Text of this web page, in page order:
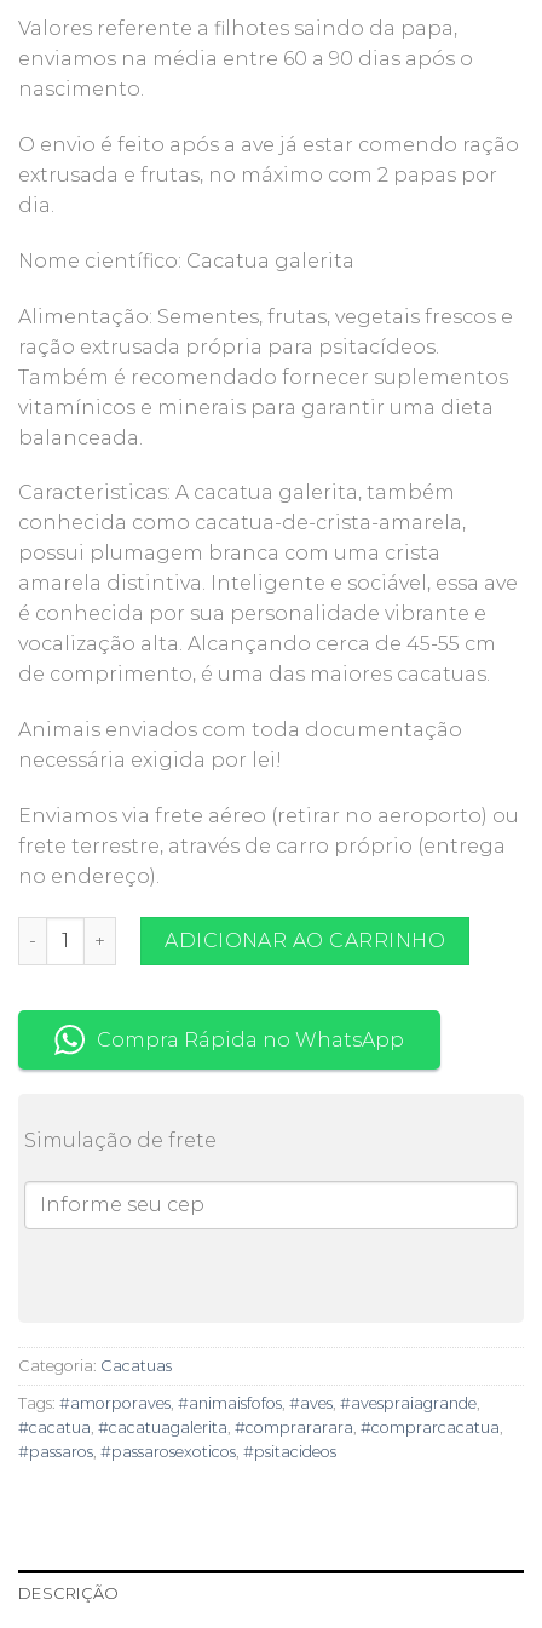
Valores referente a filhotes saindo da papa,
enviamos na média entre 60 a 90 dias após o
nascimento.
O envio é feito após a ave já estar comendo ração
extrusada e frutas, no máximo com 2 papas por
dia.
Nome científico: Cacatua galerita
Alimentação: Sementes, frutas, vegetais frescos e
ração extrusada própria para psitacídeos.
Também é recomendado fornecer suplementos
vitamínicos e minerais para garantir uma dieta
balanceada.
Caracteristicas: A cacatua galerita, também
conhecida como cacatua-de-crista-amarela,
possui plumagem branca com uma crista
amarela distintiva. Inteligente e sociável, essa ave
é conhecida por sua personalidade vibrante e
vocalização alta. Alcançando cerca de 45-55 cm
de comprimento, é uma das maiores cacatuas.
Animais enviados com toda documentação
necessária exigida por lei!
Enviamos via frete aéreo (retirar no aeroporto) ou
frete terrestre, através de carro próprio (entrega
no endereço).
Cacatua Galerita quantidadeADICIONAR AO CARRINHO
Compra Rápida no WhatsApp
Simulação de frete
Categoria: Cacatuas
Tags: #amorporaves #animaisfofos #aves #avespraiagrande
#cacatua #cacatuagalerita #comprararara #comprarcacatua
#passaros #passarosexoticos #psitacideos
DESCRIÇÃO